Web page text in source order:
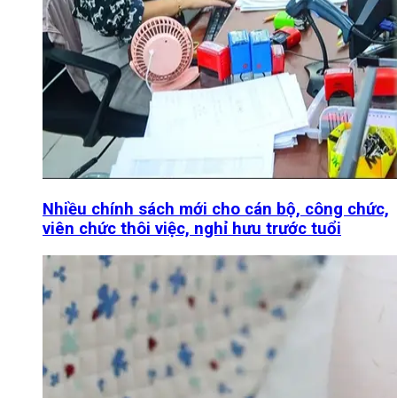
Nhiều chính sách mới cho cán bộ, công chức,
viên chức thôi việc, nghỉ hưu trước tuổi